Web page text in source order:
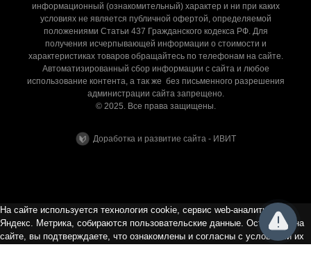
информационный (ознакомительный) характер и ни при каких
условиях не является публичной офертой, определяемой
положениями Статьи 437 Гражданского кодекса РФ. Для
получения исчерпывающей информации о стоимости и
характеристиках товаров обращайтесь по телефонам на сайте.
Автоматизированный сбор информации с сайта и любое
использование контента, а так же без письменного разрешения
администрации сайта запрещено.
© 2025. Все права защищены.
Доработка и развитие сайта - ИВИТ
На сайте используется технология cookie, сервис web-аналитики
Яндекс. Метрика, собираются пользовательские данные. Оставаясь на
сайте, вы подтверждаете, что ознакомлены и согласны с условиями их